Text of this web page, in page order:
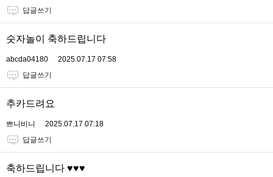
답글쓰기
숫자놀이 축하드립니다
abcda04180
2025.07.17 07:58
답글쓰기
추카드려요
쁘니비니
2025.07.17 07:18
답글쓰기
축하드립니다 ♥️♥️♥️